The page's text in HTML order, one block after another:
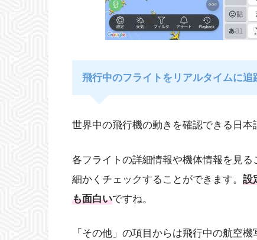
飛行中のフライトをリアルタイムに追
世界中の飛行機の動きを確認できる日本
各フライトの詳細情報や機体情報を見
細かくチェックすることができます。 設
も面白いですね。
「その他」の項目からは飛行中の航空